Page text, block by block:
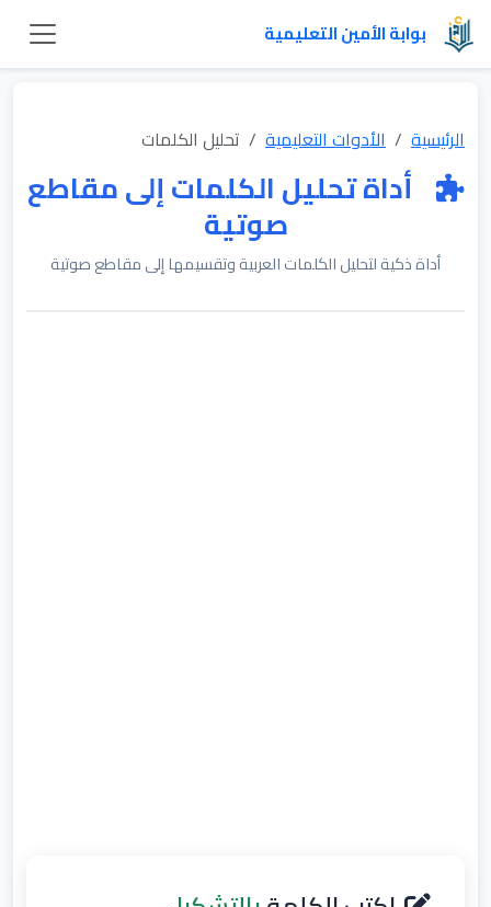
بوابة الأمين التعليمية
الرئيسية الأدوات التعليمية تحليل الكلمات
أداة تحليل الكلمات إلى مقاطع
صوتية
أداة ذكية لتحليل الكلمات العربية وتقسيمها إلى مقاطع صوتية